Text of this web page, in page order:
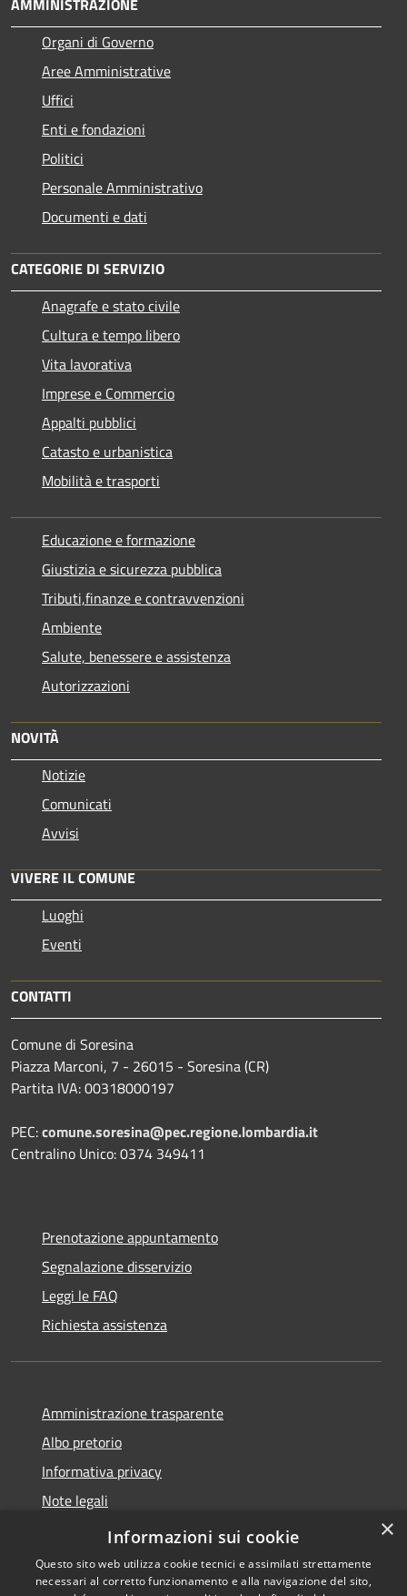
AMMINISTRAZIONE
Organi di Governo
Aree Amministrative
Uffici
Enti e fondazioni
Politici
Personale Amministrativo
Documenti e dati
CATEGORIE DI SERVIZIO
Anagrafe e stato civile
Cultura e tempo libero
Vita lavorativa
Imprese e Commercio
Appalti pubblici
Catasto e urbanistica
Mobilità e trasporti
Educazione e formazione
Giustizia e sicurezza pubblica
Tributi,finanze e contravvenzioni
Ambiente
Salute, benessere e assistenza
Autorizzazioni
NOVITÀ
Notizie
Comunicati
Avvisi
VIVERE IL COMUNE
Luoghi
Eventi
CONTATTI
Comune di Soresina
Piazza Marconi, 7 - 26015 - Soresina (CR)
Partita IVA: 00318000197
PEC:comune.soresina@pec.regione.lombardia.it
Centralino Unico: 0374 349411
Prenotazione appuntamento
Segnalazione disservizio
Leggi le FAQ
Richiesta assistenza
Amministrazione trasparente
Albo pretorio
Informativa privacy
Note legali
Dichiarazione di accessibilità
×
Informazioni sui cookie
Questo sito web utilizza cookie tecnici e assimilati strettamente
necessari al corretto funzionamento e alla navigazione del sito,